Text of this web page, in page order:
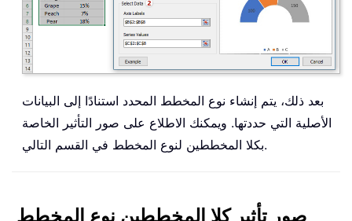
بعد ذلك، يتم إنشاء نوع المخطط المحدد استنادًا إلى البيانات
الأصلية التي حددتها. ويمكنك الاطلاع على صور التأثير الخاصة
بكلا المخططين لنوع المخطط في القسم التالي.